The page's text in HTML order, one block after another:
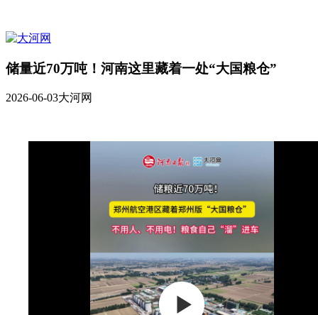
储量近70万吨！河南这里藏着一处“大国粮仓”
2026-06-03大河网